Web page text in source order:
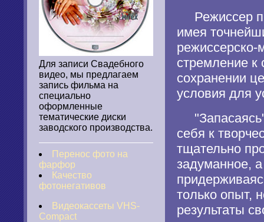
Для записи Свадебного
видео, мы предлагаем
запись фильма на
специально
оформленные
тематические диски
заводского производства.
Перенос фото на
фарфор
Качество
фотонегативов
Видеокассеты VHS-
Compact
Режиссер
имея
режиссерско-
стремление к
сохранении
условия для
"Запасаясь"
себя к
тщательно
задуманное,
только опыт,
результаты